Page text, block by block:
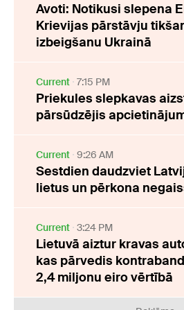
Avoti: Notikusi slepena
Krievijas pārstāvju
izbeigšanu Ukrainā
Current 7:15 PM
Priekules slepkavas
pārsūdzējis
Current 9:26 AM
Sestdien daudzviet
lietus un pērkona
Current 3:24 PM
Lietuvā aiztur kravas
kas pārvedis
2,4 miljonu eiro vērtībā